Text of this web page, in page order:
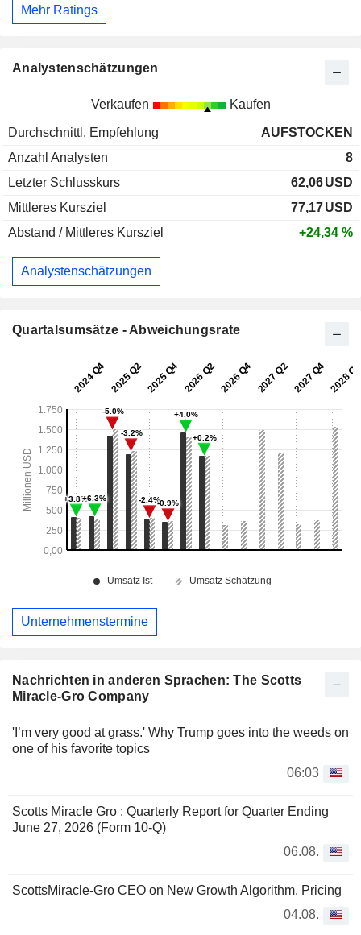
Nachrichten in anderen Sprachen: The Scotts
Miracle-Gro Company
'I’m very good at grass.' Why Trump goes into the weeds on
one of his favorite topics
06:03
Scotts Miracle Gro : Quarterly Report for Quarter Ending
June 27, 2026 (Form 10-Q)
06.08.
ScottsMiracle-Gro CEO on New Growth Algorithm, Pricing
04.08.
Mehr Ratings
Analystenschätzungen
Verkaufen Kaufen
Durchschnittl. Empfehlung
AUFSTOCKEN
Anzahl Analysten
8
Letzter Schlusskurs
62,06USD
Mittleres Kursziel
77,17USD
Abstand / Mittleres Kursziel
+24,34 %
Analystenschätzungen
Quartalsumsätze - Abweichungsrate
Unternehmenstermine